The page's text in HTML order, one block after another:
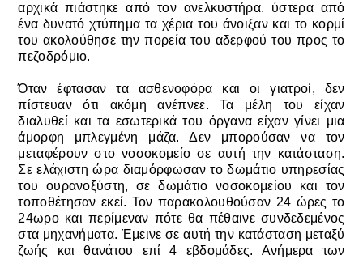
αρχικάπιάστηκε από τον ανελκυστήρα. ύστερα από
ένα δυνατό χτύπημα τα χέρια του άνοιξαν και το κορμί
του ακολούθησε την πορεία του αδερφού του προς το
πεζοδρόμιο.
Όταν έφτασαν τα ασθενοφόρα και οι γιατροί, δεν
πίστευαν ότι ακόμη ανέπνεε. Τα μέλη του είχαν
διαλυθεί και τα εσωτερικά του όργανα είχαν γίνει μια
άμορφη μπλεγμένη μάζα. Δεν μπορούσαν να τον
μεταφέρουν στο νοσοκομείο σε αυτή την κατάσταση.
Σε ελάχιστη ώρα διαμόρφωσαν το δωμάτιο υπηρεσίας
του ουρανοξύστη, σε δωμάτιο νοσοκομείου και τον
τοποθέτησαν εκεί. Τον παρακολουθούσαν 24 ώρες το
24ωρο και περίμεναν πότε θα πέθαινε συνδεδεμένος
στα μηχανήματα. Έμεινε σε αυτή την κατάσταση μεταξύ
ζωής και θανάτου επί 4 εβδομάδες. Ανήμερα των